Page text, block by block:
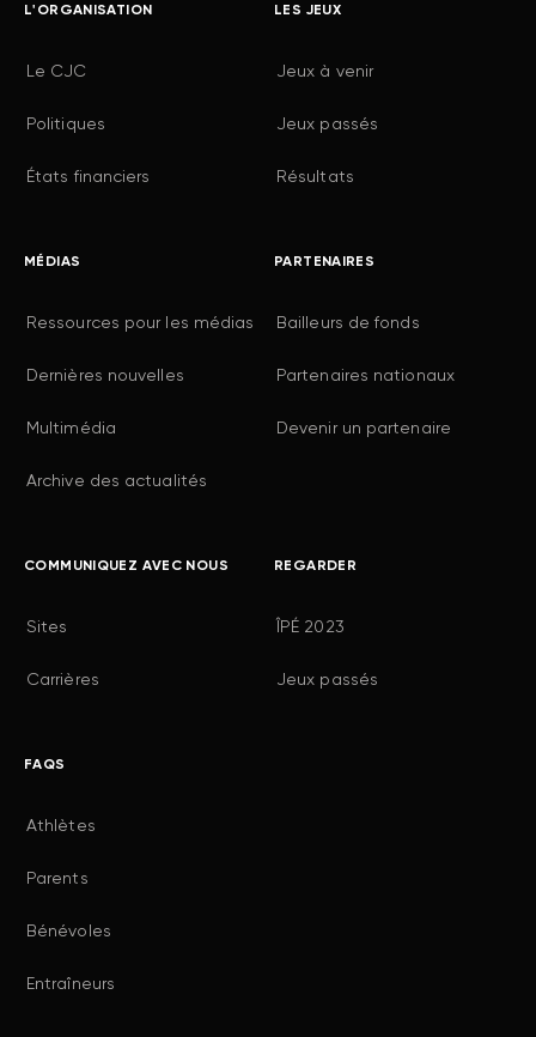
L'ORGANISATION
Le CJC
Politiques
États financiers
LES JEUX
Jeux à venir
Jeux passés
Résultats
MÉDIAS
Ressources pour les médias
Dernières nouvelles
Multimédia
Archive des actualités
PARTENAIRES
Bailleurs de fonds
Partenaires nationaux
Devenir un partenaire
COMMUNIQUEZ AVEC NOUS
Sites
Carrières
REGARDER
ÎPÉ 2023
Jeux passés
FAQS
Athlètes
Parents
Bénévoles
Entraîneurs